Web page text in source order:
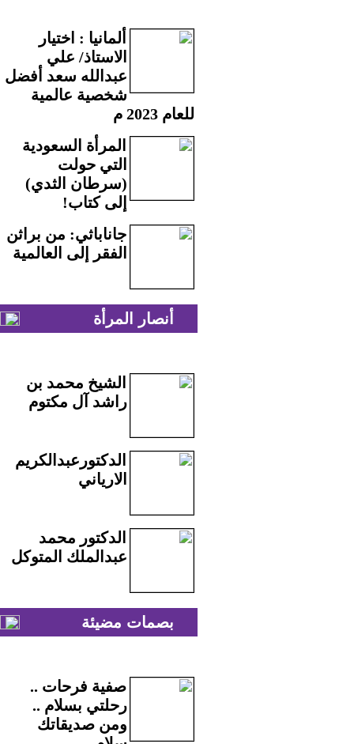
ألمانيا : اختيار
الاستاذ/ علي
عبدالله سعد أفضل
شخصية عالمية
للعام 2023 م
المرأة السعودية
التي حولت
(سرطان الثدي)
إلى كتاب!
جاناباثي: من براثن
الفقر إلى العالمية
أنصار المرأة
الشيخ محمد بن
راشد آل مكتوم
الدكتورعبدالكريم
الارياني
الدكتور محمد
عبدالملك المتوكل
بصمات مضيئة
صفية فرحات ..
رحلتي بسلام ..
ومن صديقاتك